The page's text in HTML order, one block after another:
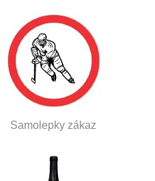
Samolepky zákaz